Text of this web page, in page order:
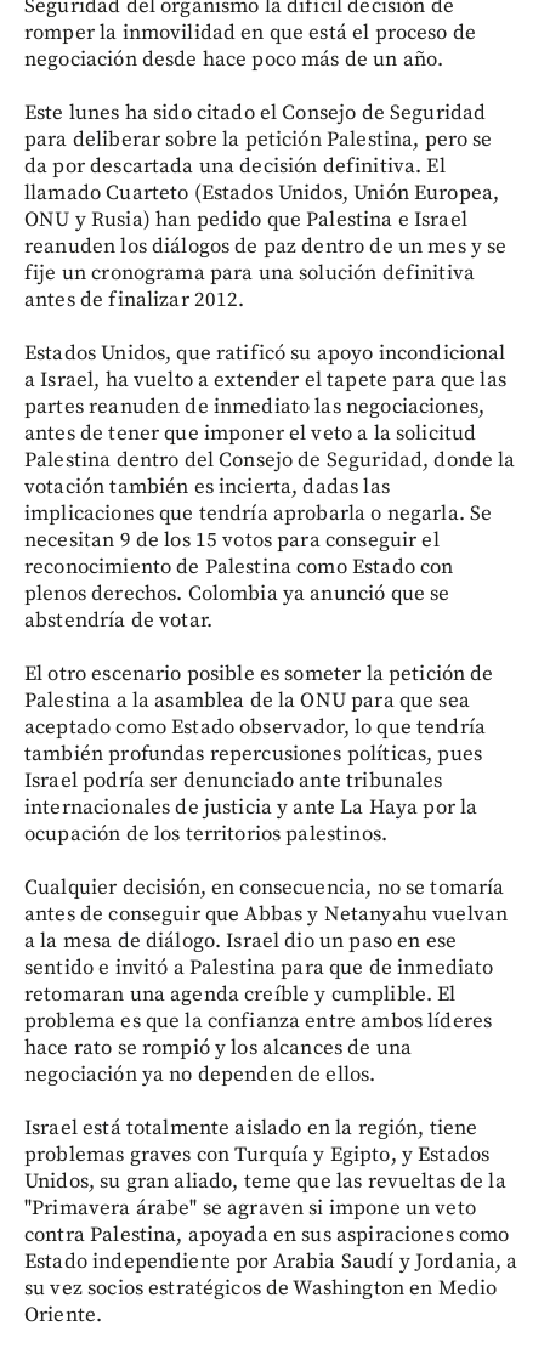
Seguridad del organismo la difícil decisión de
romper la inmovilidad en que está el proceso de
negociación desde hace poco más de un año.
Este lunes ha sido citado el Consejo de Seguridad
para deliberar sobre la petición Palestina, pero se
da por descartada una decisión definitiva. El
llamado Cuarteto (Estados Unidos, Unión Europea,
ONU y Rusia) han pedido que Palestina e Israel
reanuden los diálogos de paz dentro de un mes y se
fije un cronograma para una solución definitiva
antes de finalizar 2012.
Estados Unidos, que ratificó su apoyo incondicional
a Israel, ha vuelto a extender el tapete para que las
partes reanuden de inmediato las negociaciones,
antes de tener que imponer el veto a la solicitud
Palestina dentro del Consejo de Seguridad, donde la
votación también es incierta, dadas las
implicaciones que tendría aprobarla o negarla. Se
necesitan 9 de los 15 votos para conseguir el
reconocimiento de Palestina como Estado con
plenos derechos. Colombia ya anunció que se
abstendría de votar.
El otro escenario posible es someter la petición de
Palestina a la asamblea de la ONU para que sea
aceptado como Estado observador, lo que tendría
también profundas repercusiones políticas, pues
Israel podría ser denunciado ante tribunales
internacionales de justicia y ante La Haya por la
ocupación de los territorios palestinos.
Cualquier decisión, en consecuencia, no se tomaría
antes de conseguir que Abbas y Netanyahu vuelvan
a la mesa de diálogo. Israel dio un paso en ese
sentido e invitó a Palestina para que de inmediato
retomaran una agenda creíble y cumplible. El
problema es que la confianza entre ambos líderes
hace rato se rompió y los alcances de una
negociación ya no dependen de ellos.
Israel está totalmente aislado en la región, tiene
problemas graves con Turquía y Egipto, y Estados
Unidos, su gran aliado, teme que las revueltas de la
"Primavera árabe" se agraven si impone un veto
contra Palestina, apoyada en sus aspiraciones como
Estado independiente por Arabia Saudí y Jordania, a
su vez socios estratégicos de Washington en Medio
Oriente.